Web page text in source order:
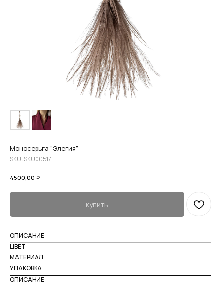
Моносерьга "Элегия"
SKU: SKU00517
4500,00 ₽
купить
ОПИСАНИЕ
ЦВЕТ
МАТЕРИАЛ
УПАКОВКА
ОПИСАНИЕ